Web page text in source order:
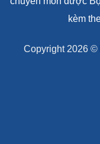
kèm
Copyright 2026 ©